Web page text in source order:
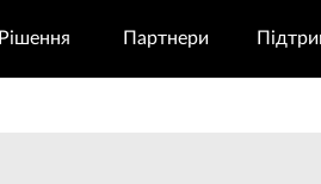
Рішення Партнери